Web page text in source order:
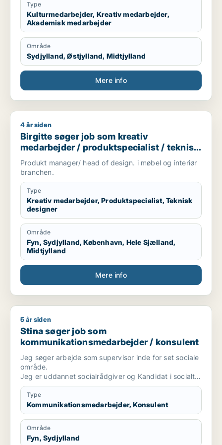
Type
Kulturmedarbejder, Kreativ medarbejder,
Akademisk medarbejder
Område
Sydjylland, Østjylland, Midtjylland
Mere info
Birgitte søger job som kreativ medarbejder /
4 år siden
Birgitte søger job som kreativ
medarbejder / produktspecialist / teknisk
designer
Produkt manager/ head of design. i møbel og interiør
branchen.
Type
Kreativ medarbejder, Produktspecialist, Teknisk
designer
Område
Fyn, Sydjylland, København, Hele Sjælland,
Midtjylland
Mere info
Stina søger job som kommunikationsmedarbejder /
5 år siden
Stina søger job som
kommunikationsmedarbejder / konsulent
Jeg søger arbejde som supervisor inde for set sociale
område.
Jeg er uddannet socialrådgiver og Kandidat i socialt
arbejde, samt har et par videreuddannelser inde for
supervision og terapi.
Jeg har hele mit voksenliv haft med udsatte
børn/unge og deres familier og nærmeste voksende
at gøre og brænder for at medvirke til at give dem de
bedst mulige vilkår. Jeg er uddannet socialrådgiver
(1993) og Kandidat I Socialt arbejde (2012),
Type
Kommunikationsmedarbejder, Konsulent
Område
Fyn, Sydjylland